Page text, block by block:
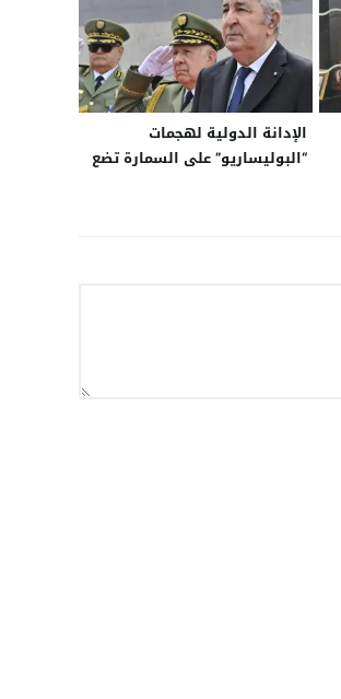
الإدانة الدولية لهجمات
“البوليساريو” على السمارة تضع